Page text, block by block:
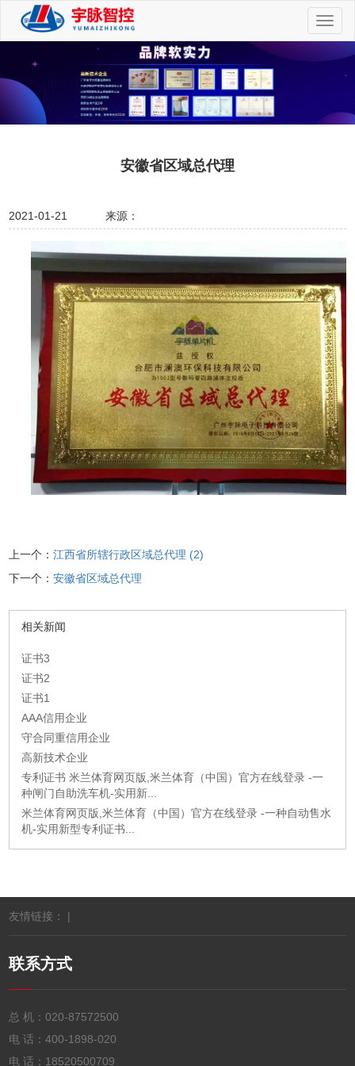
切
换
安徽省区域总代理
2021-01-21 来源：
上一个：江西省所辖行政区域总代理 (2)
下一个：安徽省区域总代理
相关新闻
证书3
证书2
证书1
AAA信用企业
守合同重信用企业
高新技术企业
专利证书 米兰体育网页版,米兰体育（中国）官方在线登录 -一
种闸门自助洗车机-实用新...
米兰体育网页版,米兰体育（中国）官方在线登录 -一种自动售水
机-实用新型专利证书...
友情链接： |
联系方式
总 机：020-87572500
电 话：400-1898-020
电 话： 18520500709